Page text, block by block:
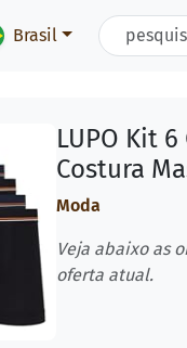
Brasil
LUPO Kit
Costura
Moda
Veja abaixo as
oferta atual.